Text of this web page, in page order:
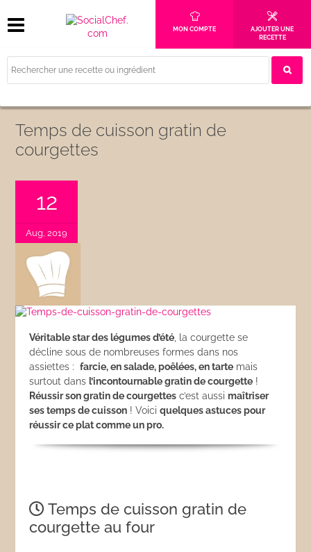
MON COMPTE
AJOUTER UNE
RECETTE
Temps de cuisson gratin de
courgettes
12
Aug, 2019
Véritable star des légumes d’été , la courgette se
décline sous de nombreuses formes dans nos
assiettes :farcie, en salade, poêlées, en tarte mais
surtout dans l’incontournable gratin de courgette !
Réussir son gratin de courgettes c’est aussimaîtriser
ses temps de cuisson ! Voiciquelques astuces pour
réussir ce plat comme un pro.
Temps de cuisson gratin de
courgette au four